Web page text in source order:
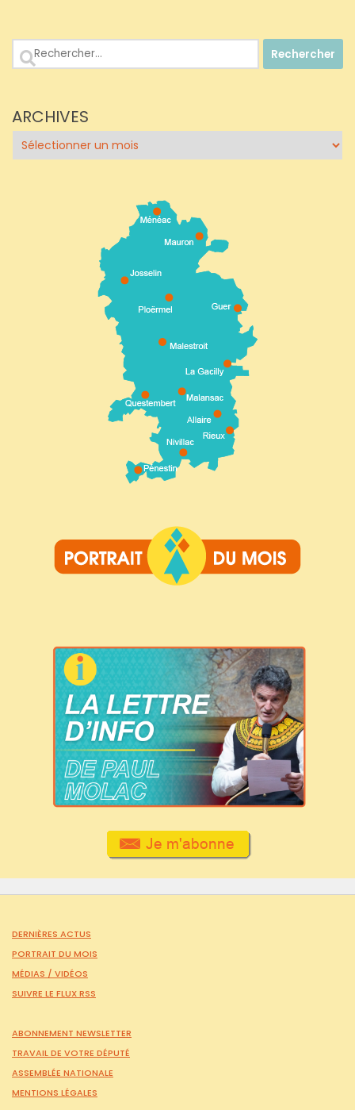
Rechercher :
ARCHIVES
Archives
DERNIÈRES ACTUS
PORTRAIT DU MOIS
MÉDIAS / VIDÉOS
SUIVRE LE FLUX RSS
ABONNEMENT NEWSLETTER
TRAVAIL DE VOTRE DÉPUTÉ
ASSEMBLÉE NATIONALE
MENTIONS LÉGALES